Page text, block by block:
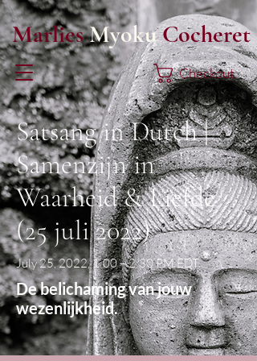
MarliesMyokuCocheret
Checkout
Satsang in Dutch |
Samenzijn in
Waarheid & Liefde
(25 juli 2022)
July 25, 2022, 1:00 – 2:30 PM EDT
De belichaming van jouw
wezenlijkheid.